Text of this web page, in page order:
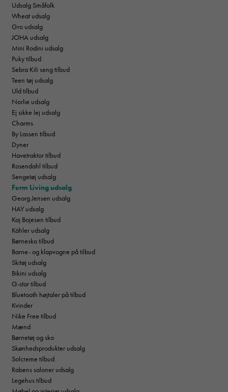
Udsalg Småfolk
Wheat udsalg
Gro udsalg
JOHA udsalg
Mini Rodini udsalg
Puky tilbud
Sebra Kili seng tilbud
Teen tøj udsalg
Uld tilbud
Norlie udsalg
Ej sikke lej udsalg
Charms
By Lassen tilbud
Dyner
Havetraktor tilbud
Rosendahl tilbud
Sengetøj udsalg
Ferm Living udsalg
Georg Jensen udsalg
HAY udsalg
Kaj Bojesen tilbud
Kähler udsalg
Børnesko tilbud
Barne- og klapvogne på tilbud
Skitøj udsalg
Bikini udsalg
G-star tilbud
Bluetooth højtaler på tilbud
Kvinder
Nike Free tilbud
Mænd
Børnetøj og sko
Skønhedsprodukter udsalg
Solcreme tilbud
Rabens saloner udsalg
Legehus tilbud